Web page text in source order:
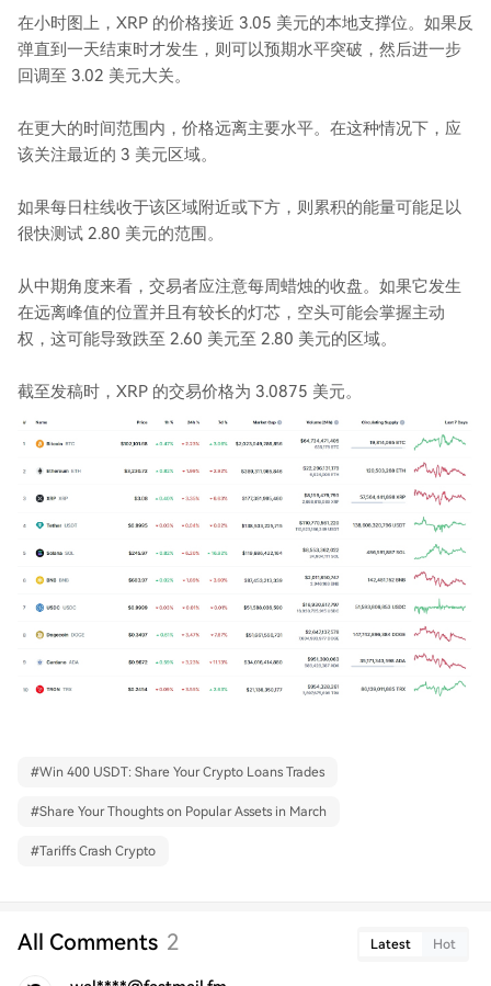
在小时图上，XRP 的价格接近 3.05 美元的本地支撑位。如果反
弹直到一天结束时才发生，则可以预期水平突破，然后进一步
回调至 3.02 美元大关。
在更大的时间范围内，价格远离主要水平。在这种情况下，应
该关注最近的 3 美元区域。
如果每日柱线收于该区域附近或下方，则累积的能量可能足以
很快测试 2.80 美元的范围。
从中期角度来看，交易者应注意每周蜡烛的收盘。如果它发生
在远离峰值的位置并且有较长的灯芯，空头可能会掌握主动
权，这可能导致跌至 2.60 美元至 2.80 美元的区域。
截至发稿时，XRP 的交易价格为 3.0875 美元。
#Win 400 USDT: Share Your Crypto Loans Trades
#Share Your Thoughts on Popular Assets in March
#Tariffs Crash Crypto
All Comments 2 Latest Hot